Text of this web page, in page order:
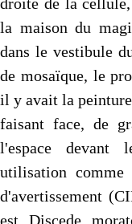
la maison du
dans le vestibule
de mosaïque, le
il y avait la peinture
faisant face, de
l'espace devant
utilisation
d'avertissement
est. Discede,